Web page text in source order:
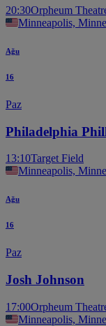
20:30Orpheum
Minneapolis,
Ağu
16
Paz
Philadelphia
13:10Target Field
Minneapolis,
Ağu
16
Paz
Josh Johnson
17:00Orpheum
Minneapolis,